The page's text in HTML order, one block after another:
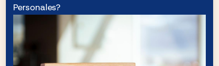
Personales?